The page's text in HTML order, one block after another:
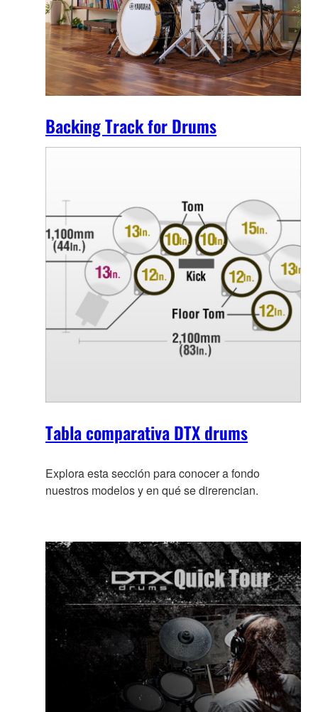
Backing Track for Drums
Tabla comparativa DTX drums
Explora esta sección para conocer a fondo
nuestros modelos y en qué se direrencian.